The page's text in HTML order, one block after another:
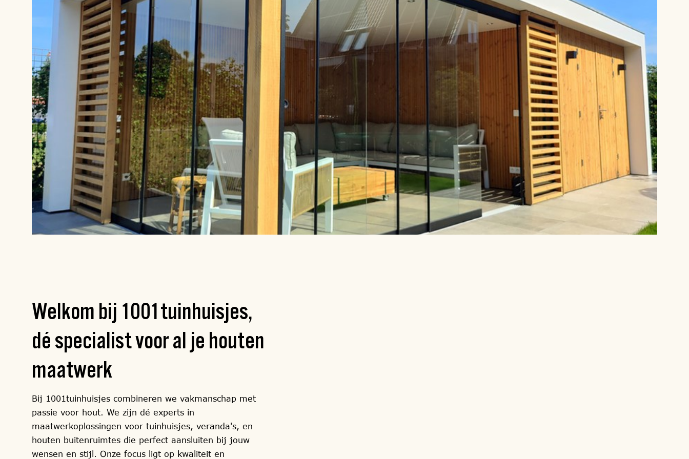
1001tuinhuisjes issterk in maatwerk ; vraag naar de
mogelijkheden en een geheel vrijblijvende offerte. Bel
of mail ons, of kom eens langs voor een oriënterend
gesprek. Ons bedrijf is geopend van maandag tot en
met zaterdag van 9.00 tot 17.00 uur. Maak snel een
afspraak via telefoon 0315-785284 of via de mail
verkoop@1001tuinhuisjes.nl
Verwijzingen: funderingen , houtsoorten ramen
deuren
isolatie dakbedekking,dakgoten schilderwerk
,
montage handleiding
Welkom bij 1001tuinhuisjes,
dé specialistvoor al je houten
maatwerk
Bij 1001tuinhuisjes combineren we vakmanschap met
passie voor hout. We zijn dé experts in
maatwerkoplossingen voor tuinhuisjes, veranda's, en
houten buitenruimtes die perfect aansluiten bij jouw
wensen en stijl. Onze focus ligt op kwaliteit en